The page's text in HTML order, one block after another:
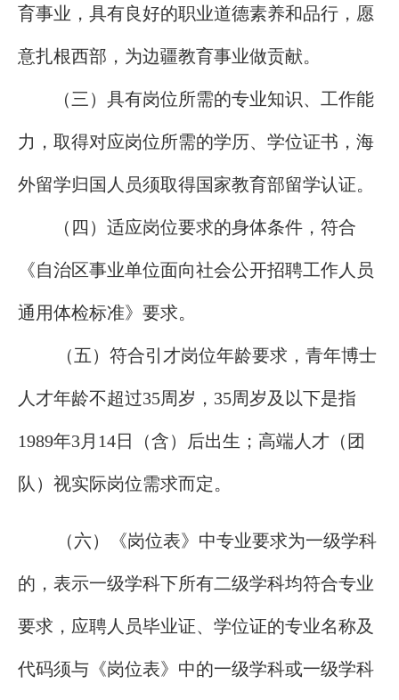
育事业，具有良好的职业道德素养和品行，愿
意扎根西部，为边疆教育事业做贡献。
（三）具有岗位所需的专业知识、工作能
力，取得对应岗位所需的学历、学位证书，海
外留学归国人员须取得国家教育部留学认证。
（四）适应岗位要求的身体条件，符合
《自治区事业单位面向社会公开招聘工作人员
通用体检标准》要求。
（五）符合引才岗位年龄要求，青年博士
人才年龄不超过35周岁，35周岁及以下是指
1989年3月14日（含）后出生；高端人才（团
队）视实际岗位需求而定。
（六）《岗位表》中专业要求为一级学科
的，表示一级学科下所有二级学科均符合专业
要求，应聘人员毕业证、学位证的专业名称及
代码须与《岗位表》中的一级学科或一级学科